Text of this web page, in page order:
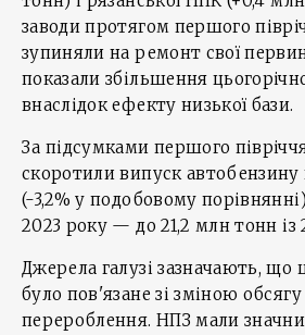
заводи протягом першого
зупиняли на ремонт свої
показали збільшення
внаслідок ефекту низької бази.
За підсумками першого
скоротили випуск автобензину
(-3,2% у подобовому
2023 року — до 21,2 млн тонн із
Джерела галузі зазначають, що
було пов'язане зі зміною
перероблення. НПЗ мали